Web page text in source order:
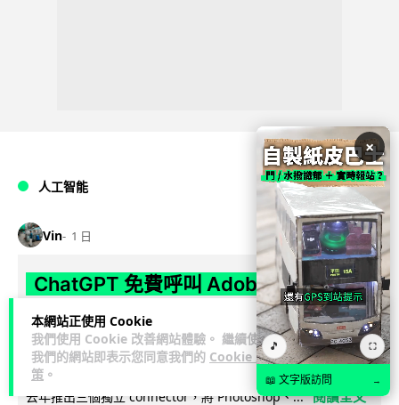
本網站正使用 Cookie
我們使用 Cookie 改善網站體驗。 繼續使用
我們的網站即表示您同意我們的 Cookie 政
策 。
人工智能
Vin 1 日
ChatGPT 免費呼叫 Adobe 一句話跨軟
體修圖兼整 PDF 不用開多個 APP 兼免
帳號
Adobe 宣布推出全新統一版 Adobe for ChatGPT 外掛，取代
去年推出三個獨立 connector，將 Photoshop、... 閱讀全文
×
🎵 ⛶
📖 文字版訪問 →